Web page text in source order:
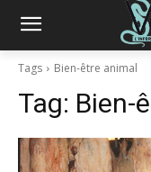
Tags Bien-être animal
Tag: Bien-